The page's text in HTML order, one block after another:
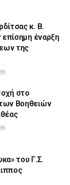
κ. Β.
επίσημη έναρξη
της
στο
Βοηθειών
του Γ.Σ.